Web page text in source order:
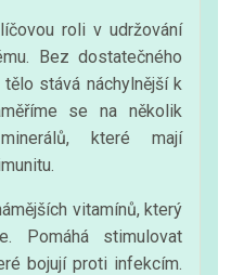
roli v udržování
Bez dostatečného
stává náchylnější k
se na několik
které mají
vitamínů, který
Pomáhá stimulovat
bojují proti infekcím.